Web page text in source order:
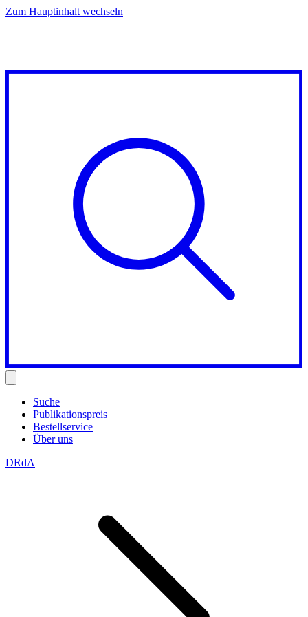
Zum Hauptinhalt wechseln
Suche
Publikationspreis
Bestellservice
Über uns
DRdA